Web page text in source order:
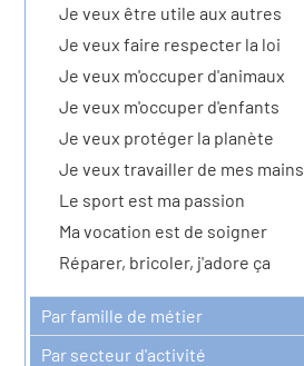
des secteurs
(en
construction)
Je veux être utile aux autres
Je veux faire respecter la loi
Je veux m'occuper d'animaux
Je veux m'occuper d'enfants
Je veux protéger la planète
Je veux travailler de mes mains
Le sport est ma passion
Ma vocation est de soigner
Réparer, bricoler, j'adore ça
Par famille de métier
Par secteur d'activité